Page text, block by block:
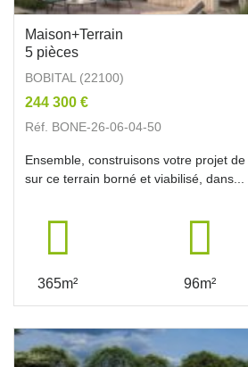
Maison+Terrain
5 pièces
BOBITAL (22100)
244 300 €
Réf. BONE-26-06-04-50
Ensemble, construisons votre projet
sur ce terrain borné et viabilisé, dans...
365m² 96m²